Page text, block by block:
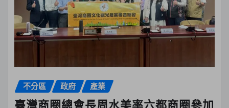
不分區 政府 產業
臺灣商圈總會長周水美率六都商圈參加